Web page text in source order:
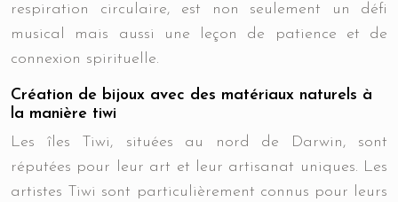
respiration circulaire, est non seulement un défi
musical mais aussi une leçon de patience et de
connexion spirituelle.
Création de bijoux avec des matériaux naturels à
la manière tiwi
Les îles Tiwi, situées au nord de Darwin, sont
réputées pour leur art et leur artisanat uniques. Les
artistes Tiwi sont particulièrement connus pour leurs